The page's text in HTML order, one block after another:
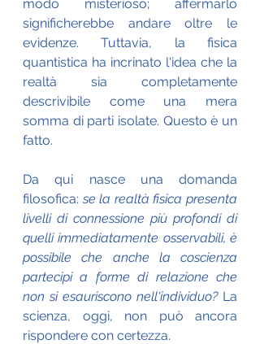
modo misterioso; affermarlo
significherebbe andare oltre le
evidenze. Tuttavia, la fisica
quantistica ha incrinato l'idea che la
realtà sia completamente
descrivibile come una mera
somma di parti isolate. Questo è un
fatto.
Da qui nasce una domanda
filosofica: se la realtà fisica presenta
livelli di connessione più profondi di
quelli immediatamente osservabili, è
possibile che anche la coscienza
partecipi a forme di relazione che
non si esauriscono nell'individuo? La
scienza, oggi, non può ancora
rispondere con certezza.